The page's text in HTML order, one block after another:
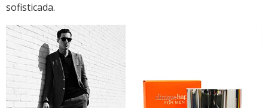
sofisticada.